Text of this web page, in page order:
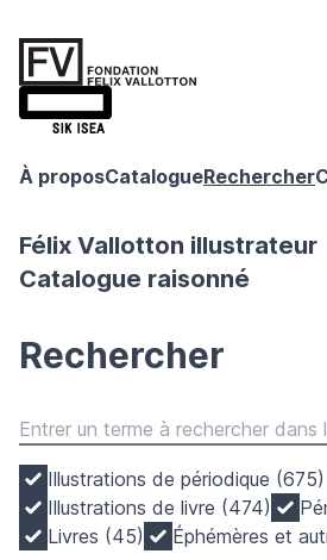
À proposCatalogueRechercher
Félix Vallotton illustrateur
Catalogue raisonné
Rechercher
Illustrations de périodique (675)
Illustrations de livre (474)
Livres (45)
Éphémères et